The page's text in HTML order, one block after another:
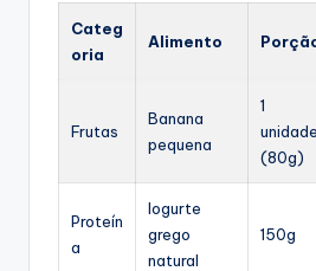
Categ
oria
Alimento
Frutas
Banana
pequena
1
unidade
(80g)
Proteín
a
Iogurte
grego
natural
150g